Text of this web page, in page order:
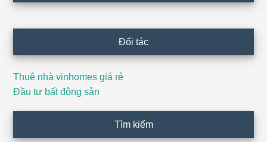
Đối tác
Thuê nhà vinhomes giá rẻ
Đầu tư bất động sản
Tìm kiếm